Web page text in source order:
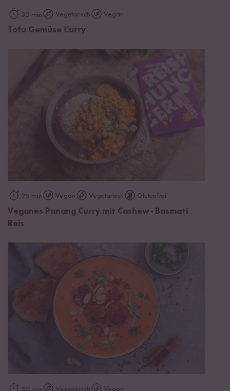
30 min Vegetarisch Vegan
Tofu Gemüse Curry
25 min Vegan Vegetarisch Glutenfrei
Veganes Panang Curry mit Cashew - Basmati
Reis
Vegetarisch Vegan